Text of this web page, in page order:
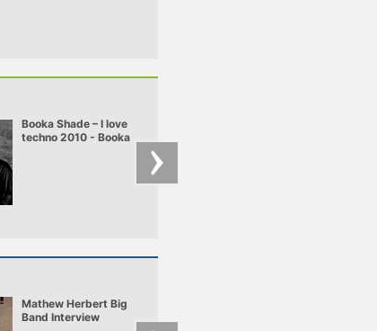
Booka Shade – I love
techno 2010 - Booka
Mathew Herbert Big
Band Interview